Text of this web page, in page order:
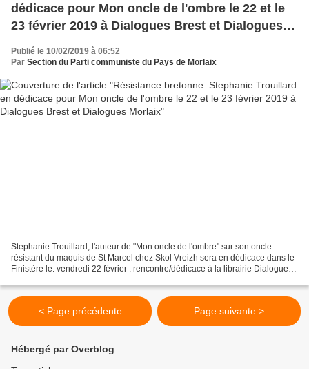
dédicace pour Mon oncle de l'ombre le 22 et le
23 février 2019 à Dialogues Brest et Dialogues
Publié le 10/02/2019 à 06:52
Par Section du Parti communiste du Pays de Morlaix
Stephanie Trouillard, l'auteur de "Mon oncle de l'ombre" sur son oncle
résistant du maquis de St Marcel chez Skol Vreizh sera en dédicace dans le
Finistère le: vendredi 22 février : rencontre/dédicace à la librairie Dialogues
< Page précédente Page suivante >
Hébergé par Overblog